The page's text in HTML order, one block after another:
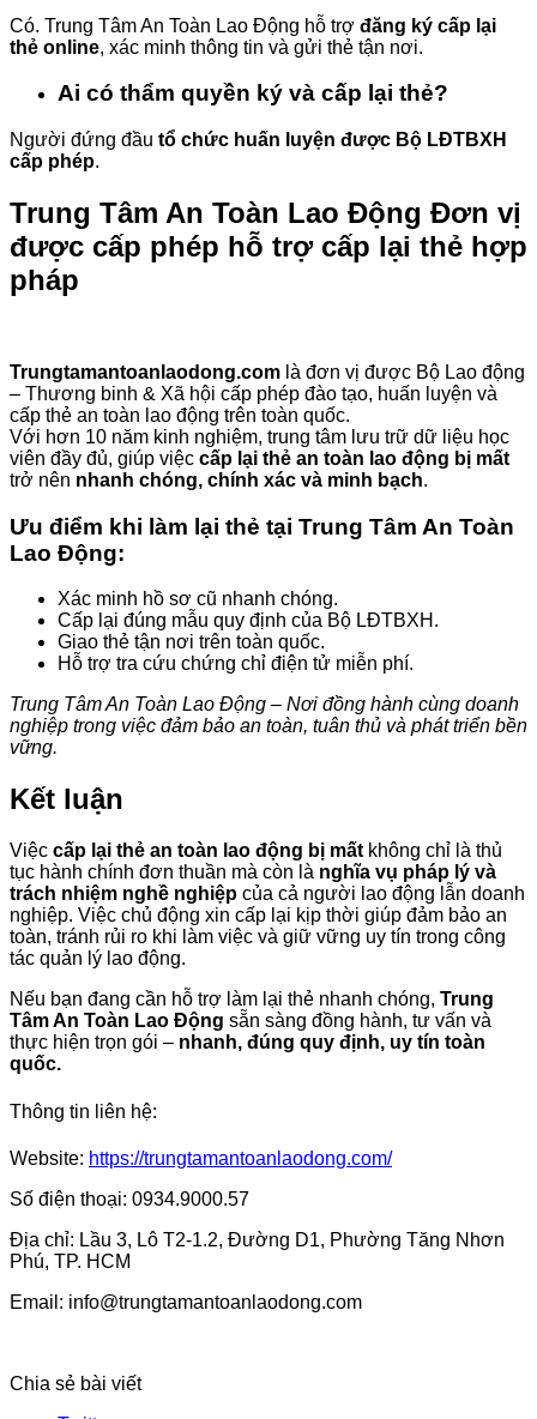
Có. Trung Tâm An Toàn Lao Động hỗ trợ đăng ký cấp lại
thẻ online, xác minh thông tin và gửi thẻ tận nơi.
Ai có thẩm quyền ký và cấp lại thẻ?
Người đứng đầu tổ chức huấn luyện được Bộ LĐTBXH
cấp phép.
Trung Tâm An Toàn Lao Động Đơn vị
được cấp phép hỗ trợ cấp lại thẻ hợp
pháp
Trungtamantoanlaodong.com là đơn vị được Bộ Lao động
– Thương binh & Xã hội cấp phép đào tạo, huấn luyện và
cấp thẻ an toàn lao động trên toàn quốc.
Với hơn 10 năm kinh nghiệm, trung tâm lưu trữ dữ liệu học
viên đầy đủ, giúp việc cấp lại thẻ an toàn lao động bị mất
trở nên nhanh chóng, chính xác và minh bạch.
Ưu điểm khi làm lại thẻ tại Trung Tâm An Toàn
Lao Động:
Xác minh hồ sơ cũ nhanh chóng.
Cấp lại đúng mẫu quy định của Bộ LĐTBXH.
Giao thẻ tận nơi trên toàn quốc.
Hỗ trợ tra cứu chứng chỉ điện tử miễn phí.
Trung Tâm An Toàn Lao Động – Nơi đồng hành cùng doanh
nghiệp trong việc đảm bảo an toàn, tuân thủ và phát triển bền
vững.
Kết luận
Việc cấp lại thẻ an toàn lao động bị mất không chỉ là thủ
tục hành chính đơn thuần mà còn là nghĩa vụ pháp lý và
trách nhiệm nghề nghiệp của cả người lao động lẫn doanh
nghiệp. Việc chủ động xin cấp lại kịp thời giúp đảm bảo an
toàn, tránh rủi ro khi làm việc và giữ vững uy tín trong công
tác quản lý lao động.
Nếu bạn đang cần hỗ trợ làm lại thẻ nhanh chóng, Trung
Tâm An Toàn Lao Động sẵn sàng đồng hành, tư vấn và
thực hiện trọn gói – nhanh, đúng quy định, uy tín toàn
quốc.
Thông tin liên hệ:
Website: https://trungtamantoanlaodong.com/
Số điện thoại: 0934.9000.57
Địa chỉ: Lầu 3, Lô T2-1.2, Đường D1, Phường Tăng Nhơn
Phú, TP. HCM
Email: info@trungtamantoanlaodong.com
Chia sẻ bài viết